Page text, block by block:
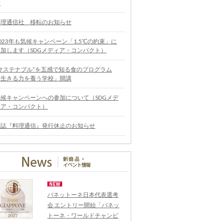
通信社 移転のお知らせ
年も気候キャンペーン「1.5℃の約束」に
します（SDGメディア・コンパクト）
ステナブル”を五感で知る食のプログラム
きる力を養う学校」開講
キャンペーンへの参加について（SDGメデ
・コンパクト）
『料理通信』発行休止のお知らせ
パネットーネ日本代表選考
会 エントリー開始「パネッ
トーネ・ワールドチャンピ